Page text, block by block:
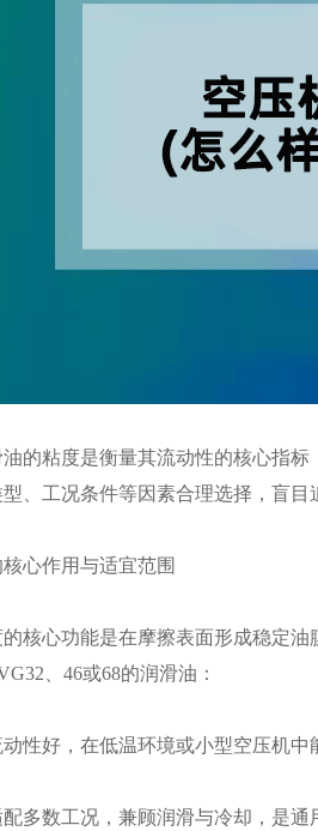
的粘度是衡量其流动性的核心指
、工况条件等因素合理选择，盲目
心作用与适宜范围
核心功能是在摩擦表面形成稳定
、46或68的润滑油：
性好，在低温环境或小型空压机中
多数工况，兼顾润滑与冷却，是通